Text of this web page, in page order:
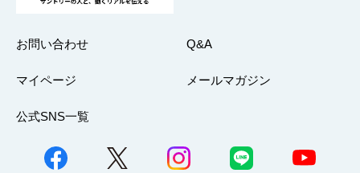
お問い合わせ Q&A
マイページ メールマガジン
公式SNS一覧